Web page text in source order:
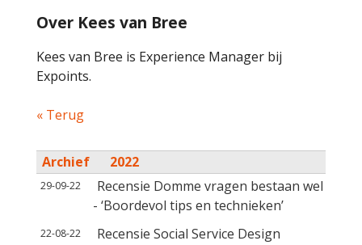
Over Kees van Bree
Kees van Bree is Experience Manager bij
Expoints.
« Terug
Archief 2022
29-09-22
Recensie Domme vragen bestaan wel
- ‘Boordevol tips en technieken’
22-08-22 Recensie Social Service Design